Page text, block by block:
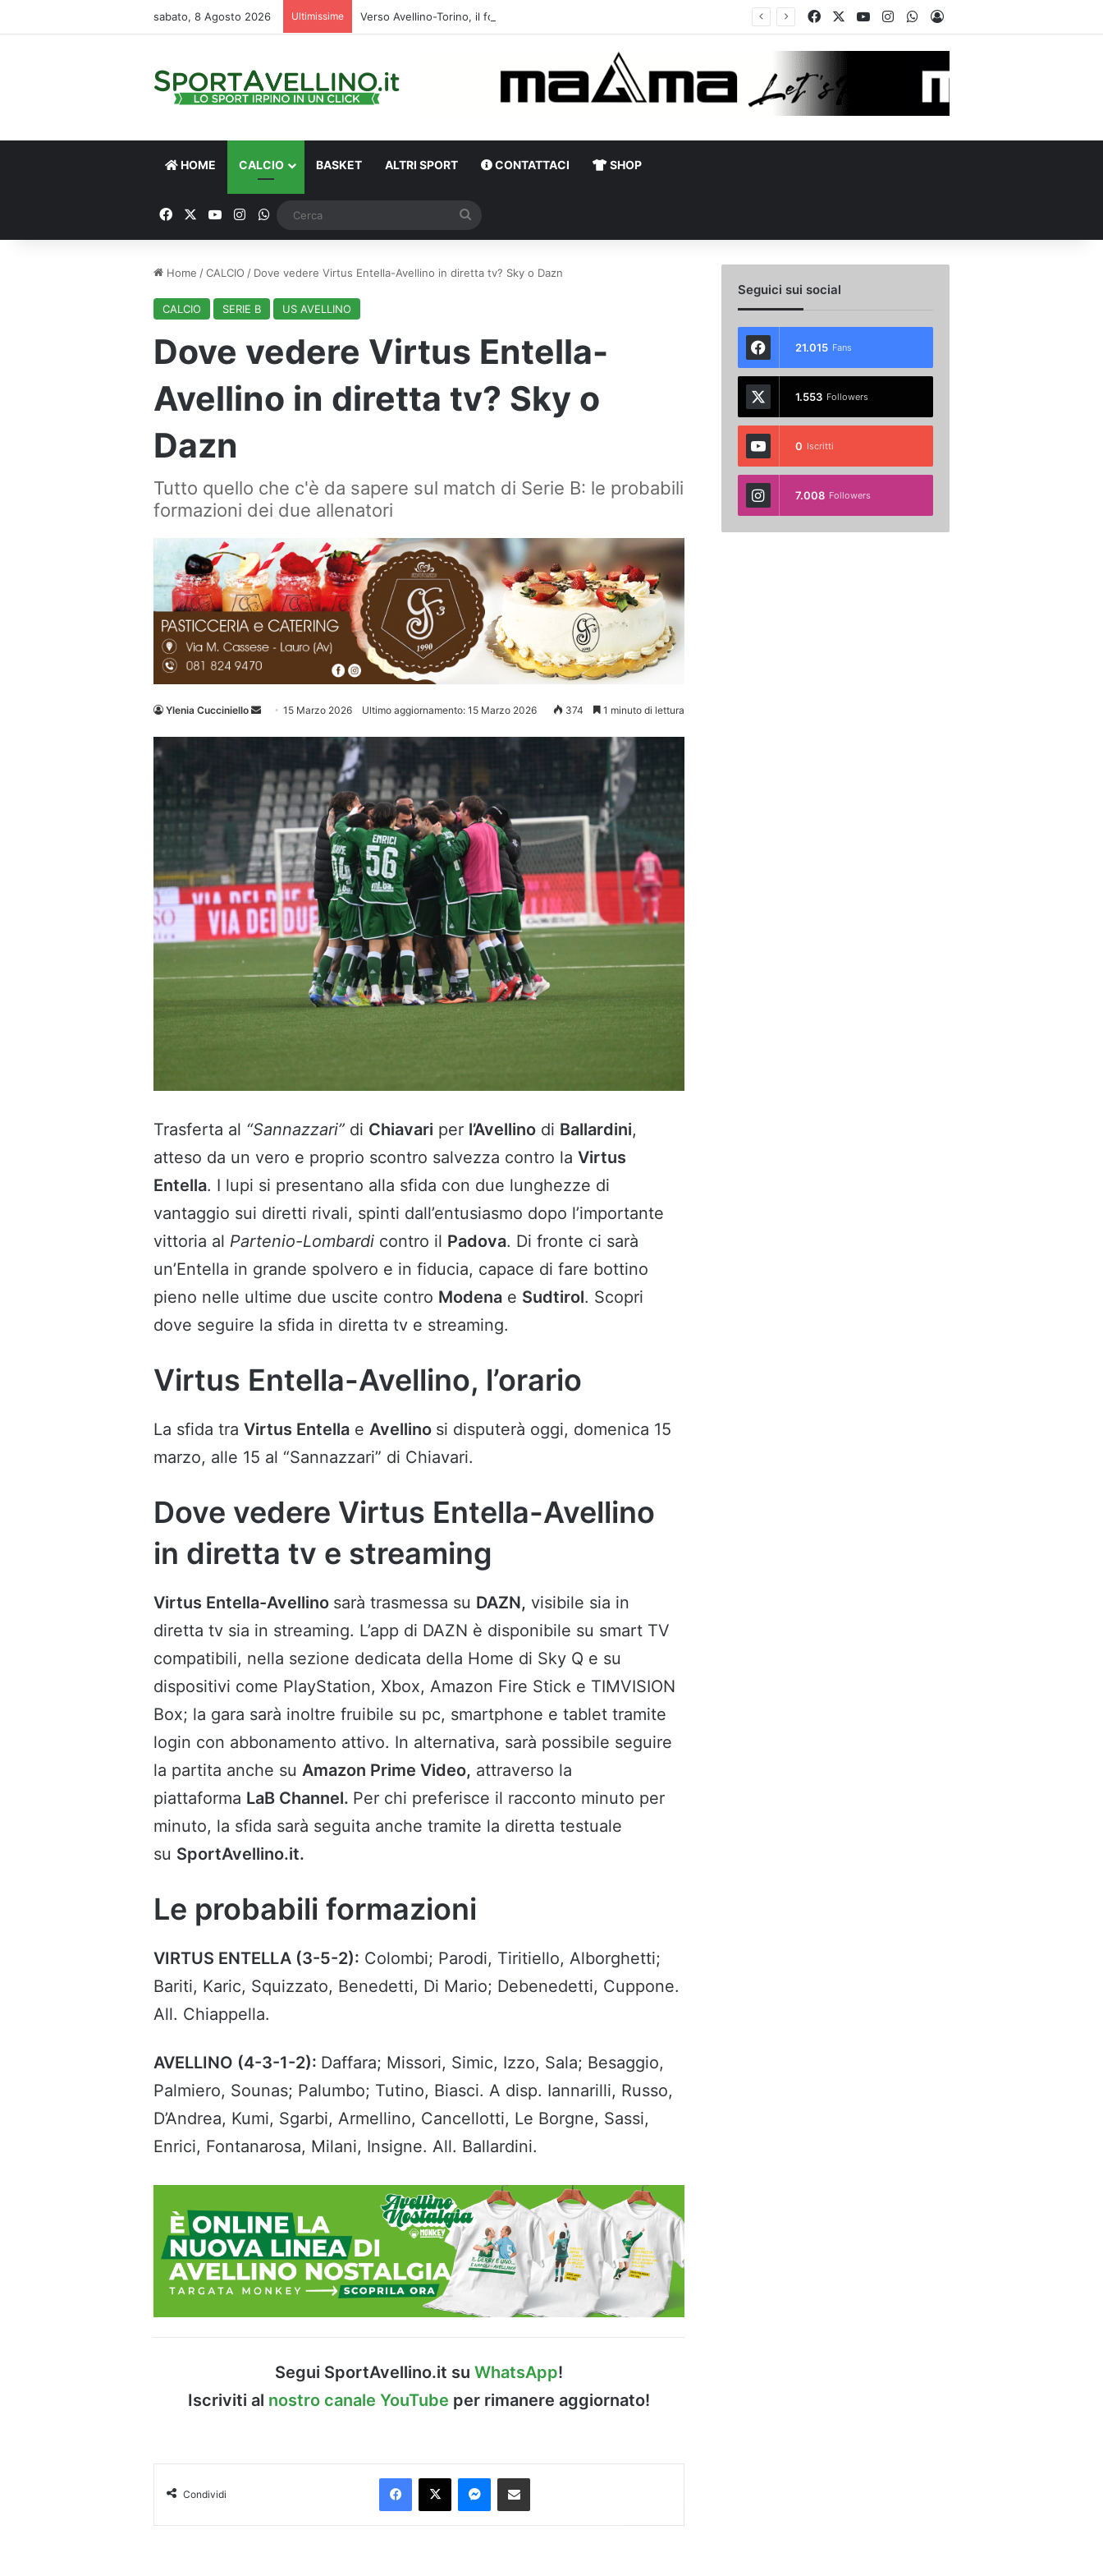
sabato, 8 Agosto 2026 Ultimissime Verso Avellino-Torino, il focus sulla formazione granata FacebookYou TubeInstagramWhatsApp
Accedi
HOME CALCIO BASKET ALTRI SPORT CONTATTACI SHOP
FacebookYou TubeInstagram
WhatsApp
Home /CALCIO / Dove vedere Virtus Entella-Avellino in diretta tv? Sky o Dazn
CALCIO SERIE B US AVELLINO
Dove vedere Virtus Entella-
Avellino in diretta tv? Sky o
Dazn
Tutto quello che c'è da sapere sul match di Serie B: le probabili
formazioni dei due allenatori
Ylenia Cucciniello
Invia 15 Marzo 2026 Ultimo aggiornamento: 15 Marzo 2026 374 1 minuto di lettura
Trasferta al “Sannazzari” di Chiavari per l’Avellino di Ballardini,
atteso da un vero e proprio scontro salvezza contro la Virtus
Entella. I lupi si presentano alla sfida con due lunghezze di
vantaggio sui diretti rivali, spinti dall’entusiasmo dopo l’importante
vittoria al Partenio-Lombardi contro il Padova. Di fronte ci sarà
un’Entella in grande spolvero e in fiducia, capace di fare bottino
pieno nelle ultime due uscite contro Modena e Sudtirol. Scopri
dove seguire la sfida in diretta tv e streaming.
Virtus Entella-Avellino, l’orario
La sfida tra Virtus Entella e Avellino si disputerà oggi, domenica 15
marzo, alle 15 al “Sannazzari” di Chiavari.
Dove vedere Virtus Entella-Avellino
in diretta tv e streaming
Virtus Entella-Avellino sarà trasmessa su DAZN, visibile sia in
diretta tv sia in streaming. L’app di DAZN è disponibile su smart TV
compatibili, nella sezione dedicata della Home di Sky Q e su
dispositivi come PlayStation, Xbox, Amazon Fire Stick e TIMVISION
Box; la gara sarà inoltre fruibile su pc, smartphone e tablet tramite
login con abbonamento attivo. In alternativa, sarà possibile seguire
la partita anche su Amazon Prime Video, attraverso la
piattaforma LaB Channel. Per chi preferisce il racconto minuto per
minuto, la sfida sarà seguita anche tramite la diretta testuale
su SportAvellino.it.
Le probabili formazioni
VIRTUS ENTELLA (3-5-2): Colombi; Parodi, Tiritiello, Alborghetti;
Bariti, Karic, Squizzato, Benedetti, Di Mario; Debenedetti, Cuppone.
All. Chiappella.
AVELLINO (4-3-1-2): Daffara; Missori, Simic, Izzo, Sala; Besaggio,
Palmiero, Sounas; Palumbo; Tutino, Biasci. A disp. Iannarilli, Russo,
D’Andrea, Kumi, Sgarbi, Armellino, Cancellotti, Le Borgne, Sassi,
Enrici, Fontanarosa, Milani, Insigne. All. Ballardini.
Segui SportAvellino.it su WhatsApp!
Iscriviti al nostro canale YouTube per rimanere aggiornato!
Condividi
Facebook
X Messenger
Condividi via Email
Seguici sui social
21.015 Fans
1.553 Followers
0 Iscritti
7.008 Followers